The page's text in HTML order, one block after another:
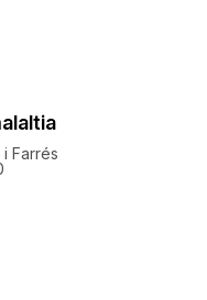
Farrés